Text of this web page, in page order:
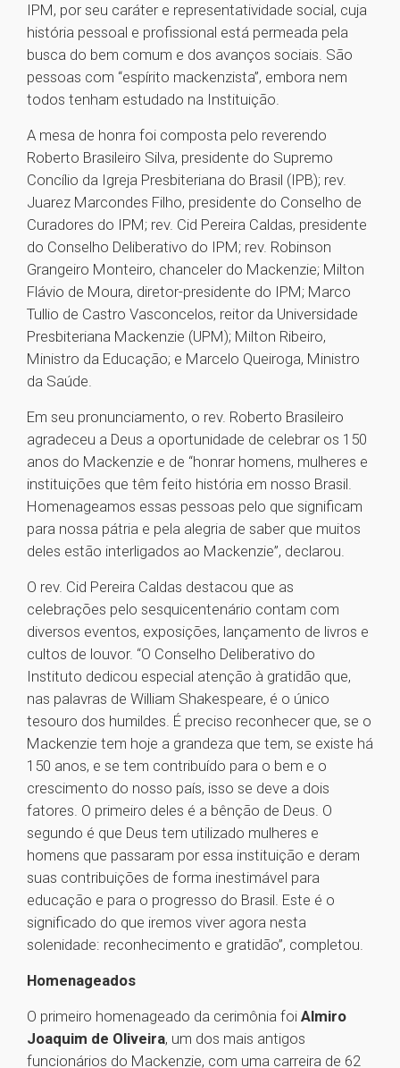
IPM, por seu caráter e representatividade social, cuja
história pessoal e profissional está permeada pela
busca do bem comum e dos avanços sociais. São
pessoas com “espírito mackenzista”, embora nem
todos tenham estudado na Instituição.
A mesa de honra foi composta pelo reverendo
Roberto Brasileiro Silva, presidente do Supremo
Concílio da Igreja Presbiteriana do Brasil (IPB); rev.
Juarez Marcondes Filho, presidente do Conselho de
Curadores do IPM; rev. Cid Pereira Caldas, presidente
do Conselho Deliberativo do IPM; rev. Robinson
Grangeiro Monteiro, chanceler do Mackenzie; Milton
Flávio de Moura, diretor-presidente do IPM; Marco
Tullio de Castro Vasconcelos, reitor da Universidade
Presbiteriana Mackenzie (UPM); Milton Ribeiro,
Ministro da Educação; e Marcelo Queiroga, Ministro
da Saúde.
Em seu pronunciamento, o rev. Roberto Brasileiro
agradeceu a Deus a oportunidade de celebrar os 150
anos do Mackenzie e de “honrar homens, mulheres e
instituições que têm feito história em nosso Brasil.
Homenageamos essas pessoas pelo que significam
para nossa pátria e pela alegria de saber que muitos
deles estão interligados ao Mackenzie”, declarou.
O rev. Cid Pereira Caldas destacou que as
celebrações pelo sesquicentenário contam com
diversos eventos, exposições, lançamento de livros e
cultos de louvor. “O Conselho Deliberativo do
Instituto dedicou especial atenção à gratidão que,
nas palavras de William Shakespeare, é o único
tesouro dos humildes. É preciso reconhecer que, se o
Mackenzie tem hoje a grandeza que tem, se existe há
150 anos, e se tem contribuído para o bem e o
crescimento do nosso país, isso se deve a dois
fatores. O primeiro deles é a bênção de Deus. O
segundo é que Deus tem utilizado mulheres e
homens que passaram por essa instituição e deram
suas contribuições de forma inestimável para
educação e para o progresso do Brasil. Este é o
significado do que iremos viver agora nesta
solenidade: reconhecimento e gratidão”, completou.
Homenageados
O primeiro homenageado da cerimônia foi Almiro
Joaquim de Oliveira, um dos mais antigos
funcionários do Mackenzie, com uma carreira de 62